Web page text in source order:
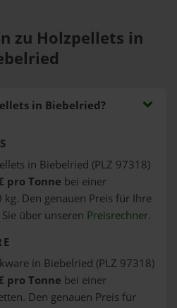
zu Holzpellets in
in Biebelried?
in Biebelried (PLZ 97318)
pro Tonne bei einer
Den genauen Preis für Ihre
über unseren Preisrechner.
in Biebelried (PLZ 97318)
pro Tonne bei einer
Den genauen Preis für